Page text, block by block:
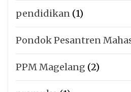
pendidikan (1)
Pondok Pesantren
PPM Magelang (2)